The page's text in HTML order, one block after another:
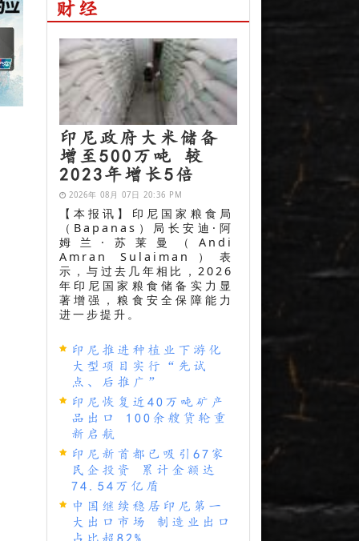
财经
印尼政府大米储备
增至500万吨 较
2023年增长5倍
2026年 08月 07日 20:36 PM
【本报讯】印尼国家粮食局
（Bapanas）局长安迪·阿
姆兰·苏莱曼（Andi
Amran Sulaiman）表
示，与过去几年相比，2026
年印尼国家粮食储备实力显
著增强，粮食安全保障能力
进一步提升。
印尼推进种植业下游化
大型项目实行“先试
点、后推广”
印尼恢复近40万吨矿产
品出口 100余艘货轮重
新启航
印尼新首都已吸引67家
民企投资 累计金额达
74.54万亿盾
中国继续稳居印尼第一
大出口市场 制造业出口
占比超82%